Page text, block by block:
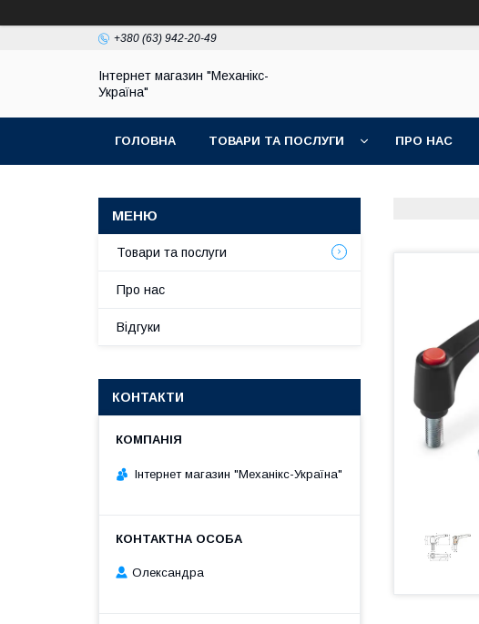
+380 (63) 942-20-49
Інтернет магазин "Механікс-
Україна"
ГОЛОВНА ТОВАРИ ТА ПОСЛУГИ ПРО НАС
Товари та послуги
Про нас
Відгуки
КОНТАКТИ
Інтернет магазин "Механікс-Україна"
Олександра